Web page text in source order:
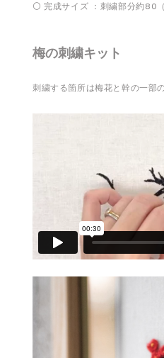
⚪️ 完成サイズ ：刺繍部分約
梅の刺繍キット
刺繍する箇所は梅花と幹の一部の